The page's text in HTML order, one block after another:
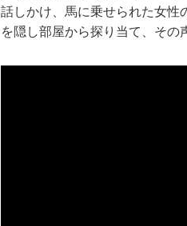
話しかけ、馬に乗せられた女性
を隠し部屋から探り当て、その